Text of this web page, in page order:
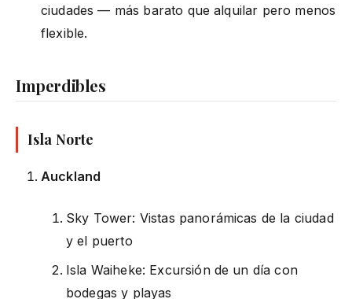
ciudades — más barato que alquilar pero menos
flexible.
Imperdibles
Isla Norte
Auckland
Sky Tower: Vistas panorámicas de la ciudad
y el puerto
Isla Waiheke: Excursión de un día con
bodegas y playas